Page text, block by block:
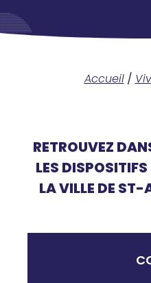
Accueil/
RETROUVEZ
LES
LA VILLE DE